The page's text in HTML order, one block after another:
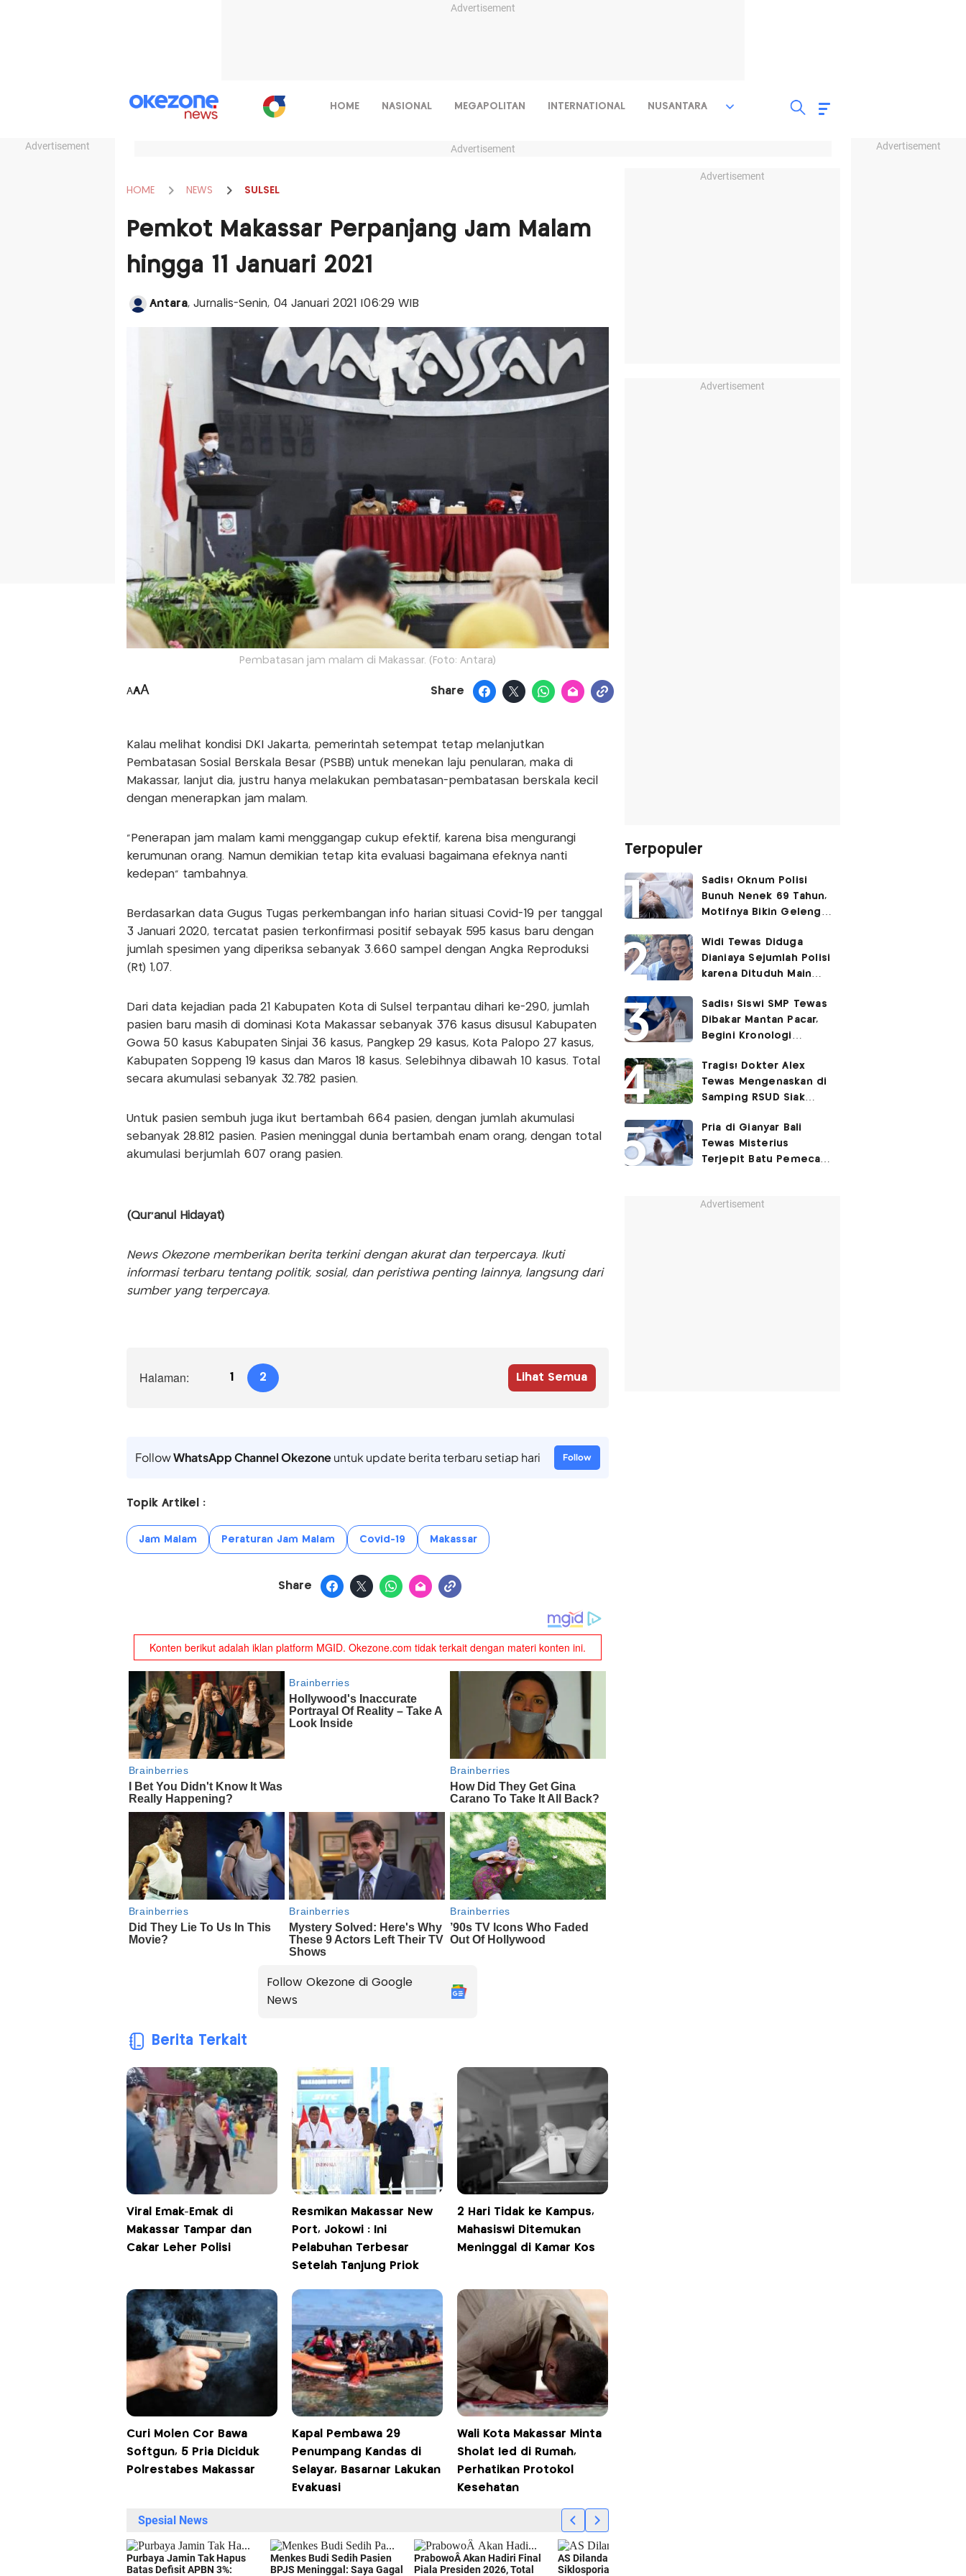
Advertisement
Advertisement Advertisement
HOME NASIONAL MEGAPOLITAN INTERNATIONAL NUSANTARA
Advertisement
HOME NEWS SULSEL
Pemkot Makassar Perpanjang Jam Malam
hingga 11 Januari 2021
Antara, Jurnalis-Senin, 04 Januari 2021 |06:29 WIB
Pembatasan jam malam di Makassar. (Foto: Antara)
AAA Share
Kalau melihat kondisi DKI Jakarta, pemerintah setempat tetap melanjutkan
Pembatasan Sosial Berskala Besar (PSBB) untuk menekan laju penularan, maka di
Makassar, lanjut dia, justru hanya melakukan pembatasan-pembatasan berskala kecil
dengan menerapkan jam malam.
"Penerapan jam malam kami menggangap cukup efektif, karena bisa mengurangi
kerumunan orang. Namun demikian tetap kita evaluasi bagaimana efeknya nanti
kedepan" tambahnya.
Berdasarkan data Gugus Tugas perkembangan info harian situasi Covid-19 per tanggal
3 Januari 2020, tercatat pasien terkonfirmasi positif sebayak 595 kasus baru dengan
jumlah spesimen yang diperiksa sebanyak 3.660 sampel dengan Angka Reproduksi
(Rt) 1,07.
Dari data kejadian pada 21 Kabupaten Kota di Sulsel terpantau dihari ke-290, jumlah
pasien baru masih di dominasi Kota Makassar sebanyak 376 kasus disusul Kabupaten
Gowa 50 kasus Kabupaten Sinjai 36 kasus, Pangkep 29 kasus, Kota Palopo 27 kasus,
Kabupaten Soppeng 19 kasus dan Maros 18 kasus. Selebihnya dibawah 10 kasus. Total
secara akumulasi sebanyak 32.782 pasien.
Untuk pasien sembuh juga ikut bertambah 664 pasien, dengan jumlah akumulasi
sebanyak 28.812 pasien. Pasien meninggal dunia bertambah enam orang, dengan total
akumulasi berjumlah 607 orang pasien.
(Qur'anul Hidayat)
News Okezone memberikan berita terkini dengan akurat dan terpercaya. Ikuti
informasi terbaru tentang politik, sosial, dan peristiwa penting lainnya, langsung dari
sumber yang terpercaya.
Halaman: 1 2 Lihat Semua
FollowWhatsApp Channel Okezoneuntuk update berita terbaru setiap hari Follow
Topik Artikel :
Jam Malam Peraturan Jam Malam Covid-19 Makassar
Share
Follow Okezone di Google
News
Berita Terkait
Viral Emak-Emak di
Makassar Tampar dan
Cakar Leher Polisi
Resmikan Makassar New
Port, Jokowi : Ini
Pelabuhan Terbesar
Setelah Tanjung Priok
2 Hari Tidak ke Kampus,
Mahasiswi Ditemukan
Meninggal di Kamar Kos
Curi Molen Cor Bawa
Softgun, 5 Pria Diciduk
Polrestabes Makassar
Kapal Pembawa 29
Penumpang Kandas di
Selayar, Basarnar Lakukan
Evakuasi
Wali Kota Makassar Minta
Sholat Ied di Rumah,
Perhatikan Protokol
Kesehatan
Advertisement
Advertisement
Terpopuler
Sadis! Oknum Polisi
Bunuh Nenek 69 Tahun,
Motifnya Bikin Geleng
Widi Tewas Diduga
Dianiaya Sejumlah Polisi
karena Dituduh Main
Sadis! Siswi SMP Tewas
Dibakar Mantan Pacar,
Begini Kronologi
Tragis! Dokter Alex
Tewas Mengenaskan di
Samping RSUD Siak
Rocuronium
Pria di Gianyar Bali
Tewas Misterius
Terjepit Batu Pemecah
Advertisement